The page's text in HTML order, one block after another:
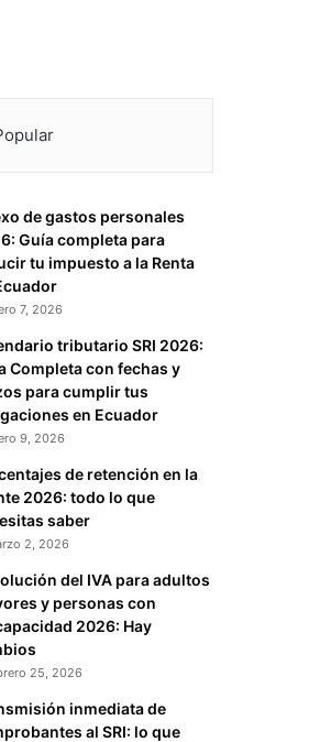
de gastos personales
Guía completa para
tu impuesto a la Renta
7, 2026
tributario SRI 2026:
Completa con fechas y
para cumplir tus
en Ecuador
9, 2026
de retención en la
2026: todo lo que
saber
2, 2026
del IVA para adultos
y personas con
2026: Hay
25, 2026
inmediata de
al SRI: lo que